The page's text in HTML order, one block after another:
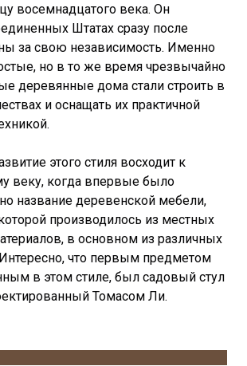
восемнадцатого века. Он
Штатах сразу после
за свою независимость. Именно
но в то же время чрезвычайно
деревянные дома стали строить в
и оснащать их практичной
этого стиля восходит к
веку, когда впервые было
название деревенской мебели,
производилось из местных
в основном из различных
что первым предметом
в этом стиле, был садовый стул
Томасом Ли.